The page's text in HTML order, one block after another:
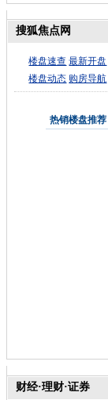
搜狐焦点网
楼盘速查 最新开盘
楼盘动态 购房导航
热销楼盘推荐
财经·理财·证券